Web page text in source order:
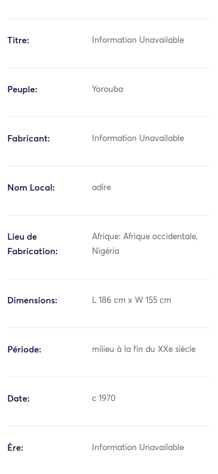
Titre: Information Unavailable
Peuple: Yorouba
Fabricant: Information Unavailable
Nom Local: adire
Lieu de
Fabrication:
Afrique: Afrique occidentale,
Nigéria
Dimensions: L 186 cm x W 155 cm
Période: milieu à la fin du XXe siècle
Date: c 1970
Ère: Information Unavailable